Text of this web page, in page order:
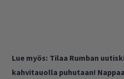
Lue myös: Tilaa Rumban
kahvitauolla puhutaan!